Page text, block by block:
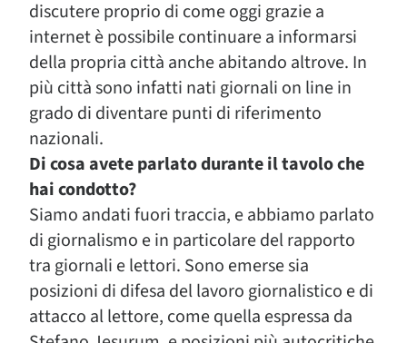
discutere proprio di come oggi grazie a
internet è possibile continuare a informarsi
della propria città anche abitando altrove. In
più città sono infatti nati giornali on line in
grado di diventare punti di riferimento
nazionali.
Di cosa avete parlato durante il tavolo che
hai condotto?
Siamo andati fuori traccia, e abbiamo parlato
di giornalismo e in particolare del rapporto
tra giornali e lettori. Sono emerse sia
posizioni di difesa del lavoro giornalistico e di
attacco al lettore, come quella espressa da